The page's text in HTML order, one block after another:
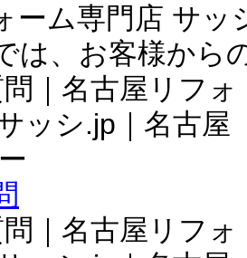
ーム専門店 サ
は、お客様から